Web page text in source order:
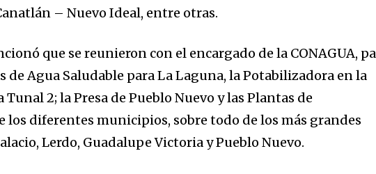
– Nuevo Ideal, entre otras.
que se reunieron con el encargado de la CONAGUA,
de Agua Saludable para La Laguna, la Potabilizadora en la
Tunal 2; la Presa de Pueblo Nuevo y las Plantas de
los diferentes municipios, sobre todo de los más grandes
Lerdo, Guadalupe Victoria y Pueblo Nuevo.